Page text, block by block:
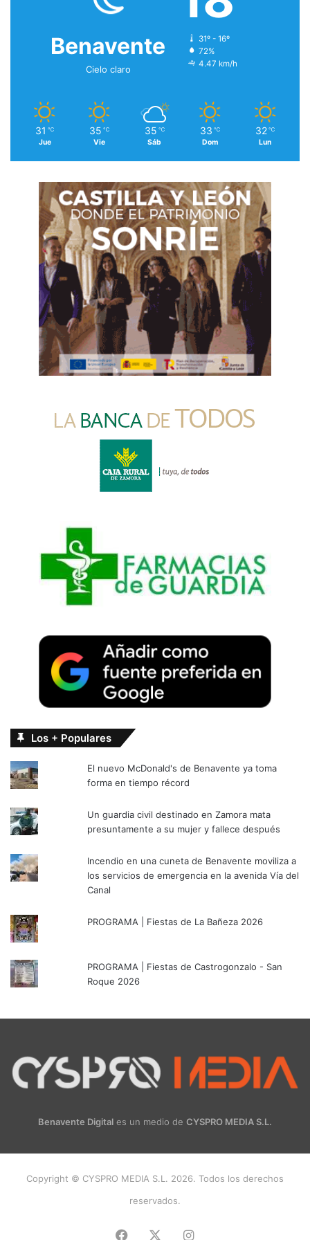
Benavente
Cielo claro
31º - 16º
72%
4.47 km/h
31 ℃
Jue
35 ℃
Vie
35 ℃
Sáb
33 ℃
Dom
32 ℃
Lun
Los + Populares
El nuevo McDonald's de Benavente ya toma
forma en tiempo récord
Un guardia civil destinado en Zamora mata
presuntamente a su mujer y fallece después
Incendio en una cuneta de Benavente moviliza a
los servicios de emergencia en la avenida Vía del
Canal
PROGRAMA | Fiestas de La Bañeza 2026
PROGRAMA | Fiestas de Castrogonzalo - San
Roque 2026
Benavente Digital es un medio de CYSPRO MEDIA S.L.
Copyright © CYSPRO MEDIA S.L. 2026. Todos los derechos
reservados.
Facebook Instagram